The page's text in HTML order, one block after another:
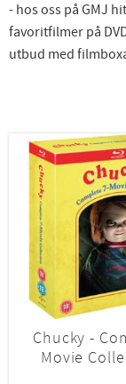
- hos oss på GMJ
favoritfilmer på
utbud med
Chucky -
Movie